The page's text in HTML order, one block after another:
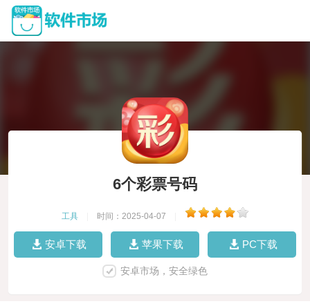
6个彩票号码
工具 时间：2025-04-07
安卓下载 苹果下载 PC下载
安卓市场，安全绿色